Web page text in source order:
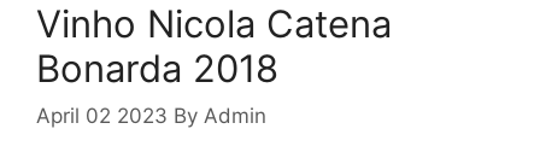
Vinho Nicola Catena
Bonarda 2018
April 02 2023 By Admin